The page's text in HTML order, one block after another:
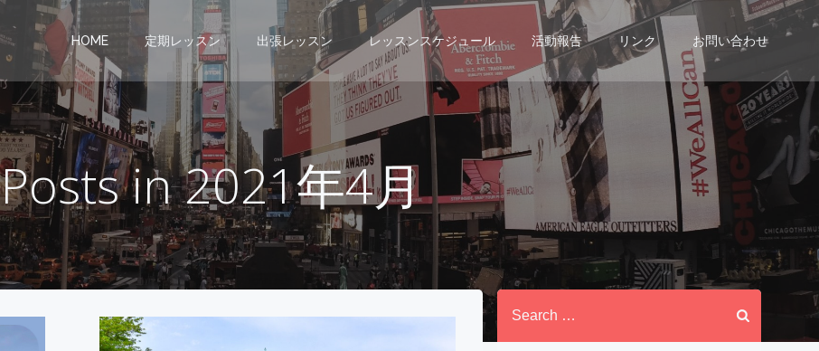
HOME 定期レッスン 出張レッスン レッスンスケジュール 活動報告 リンク お問い合わせ
Posts in 2021年4月
Search
for: